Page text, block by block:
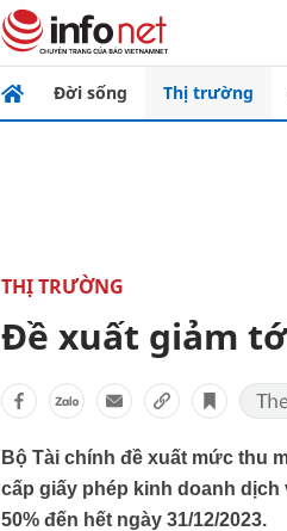
Đời sống Thị trường
THỊ TRƯỜNG
Đề xuất giảm
Bộ Tài chính đề xuất mức thu
cấp giấy phép kinh doanh
50% đến hết ngày 31/12/2023.